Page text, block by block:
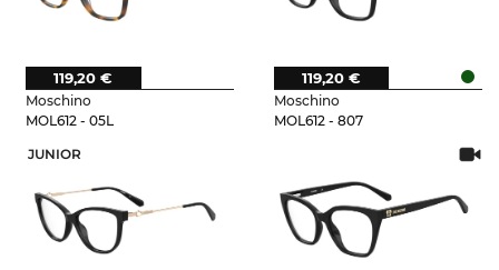
Moschino
MOL612 - 05L
119,20 €
Moschino
MOL612 - 807
119,20 €
JUNIOR